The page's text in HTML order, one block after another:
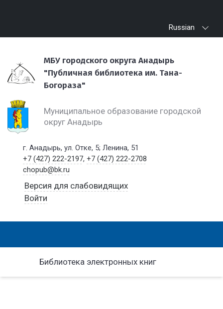
Russian
МБУ городского округа Анадырь
"Публичная библиотека им. Тана-
Богораза"
Муниципальное образование городской
округ Анадырь
г. Анадырь, ул. Отке, 5; Ленина, 51
+7 (427) 222-2197,+7 (427) 222-2708
chopub@bk.ru
Версия для слабовидящих
Войти
Библиотека электронных книг